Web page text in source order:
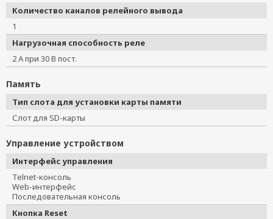
Количество каналов релейного вывода
1
Нагрузочная способность реле
2 А при 30 В пост.
Память
Тип слота для установки карты памяти
Слот для SD-карты
Управление устройством
Интерфейс управления
Telnet-консоль
Web-интерфейс
Последовательная консоль
Кнопка Reset